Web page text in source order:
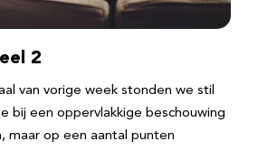
2
van vorige week stonden we stil
bij een oppervlakkige beschouwing
maar op een aantal punten